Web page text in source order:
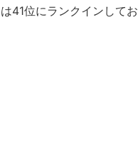
41位にランクインしてお